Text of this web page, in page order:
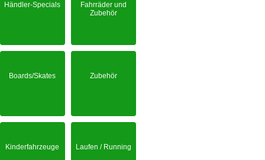
Händler-Specials
Fahrräder und
Zubehör
Boards/Skates Zubehör
Kinderfahrzeuge Laufen / Running